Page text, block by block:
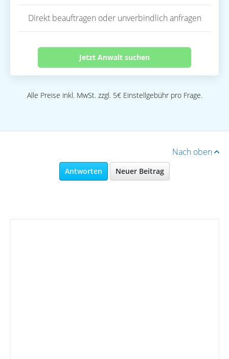
Direkt beauftragen oder unverbindlich anfragen
Jetzt Anwalt suchen
Alle Preise inkl. MwSt. zzgl. 5€ Einstellgebühr pro Frage.
Nach oben
Antworten Neuer Beitrag